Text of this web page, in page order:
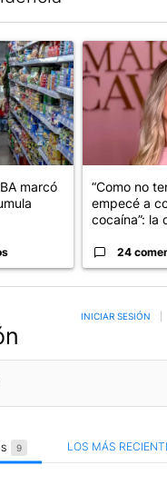
con el título "La
marcó
Un artículo
“Como no
empecé a
cocaína”: la
24
INICIAR SESIÓN
9 LOS MÁS